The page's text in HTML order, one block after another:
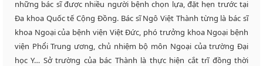
những bác sĩ được nhiều người bệnh chọn lựa, đặt hẹn trước tại
Đa khoa Quốc tế Cộng Đồng. Bác sĩ Ngô Việt Thành từng là bác sĩ
khoa Ngoại của bệnh viện Việt Đức, phó trưởng khoa Ngoại bệnh
viện Phổi Trung ương, chủ nhiệm bộ môn Ngoại của trường Đại
học Y… Sở trường của bác Thành là thực hiện cắt trĩ đồng thời